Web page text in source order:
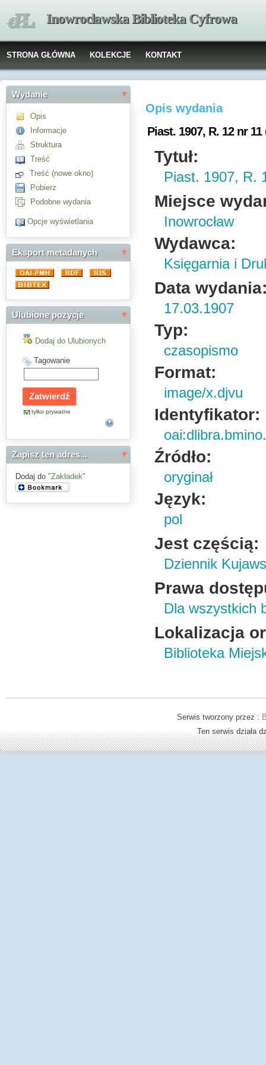
Inowrocławska Biblioteka Cyfrowa
STRONA GŁÓWNA KOLEKCJE KONTAKT
Wydanie
Opis
Informacje
Struktura
Treść
Treść (nowe okno)
Pobierz
Podobne wydania
Opcje wyświetlania
Eksport metadanych
Ulubione pozycje
Dodaj do Ulubionych
Tagowanie
tylko prywatne
Zapisz ten adres...
Dodaj do "Zakładek"
Opis wydania
Piast. 1907, R. 12 nr
Tytuł:
Piast. 1907, R.
Miejsce
Inowrocław
Wydawca:
Księgarnia i
Data
17.03.1907
Typ:
czasopismo
Format:
image/x.djvu
Identyfikator:
Źródło:
oryginał
Język:
pol
Jest częścią:
Dziennik
Prawa
Dla wszystkich
Lokalizacja
Biblioteka
Serwis tworzony przez :
Ten serwis działa